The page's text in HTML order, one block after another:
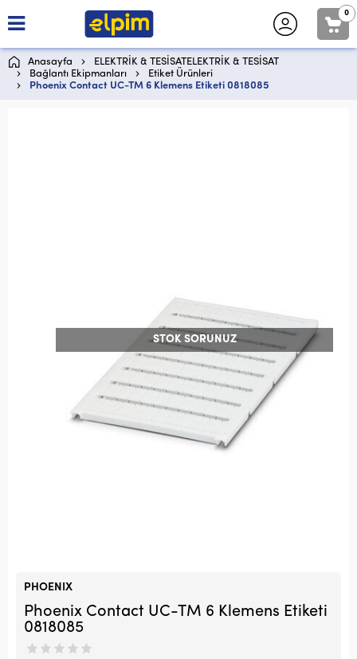
0
Anasayfa
ELEKTRİK & TESİSATELEKTRİK & TESİSAT
Bağlantı Ekipmanları
Etiket Ürünleri
Phoenix Contact UC-TM 6 Klemens Etiketi 0818085
STOK SORUNUZ
PHOENIX
Phoenix Contact UC-TM 6 Klemens Etiketi
0818085